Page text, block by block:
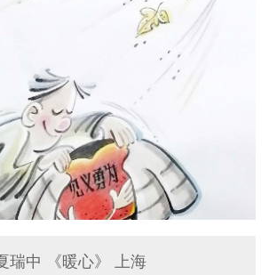
瑞中 《暖心》 上海